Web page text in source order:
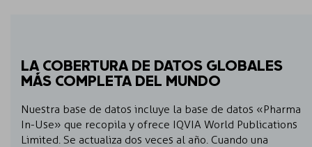
LA COBERTURA DE DATOS GLOBALES
MÁS COMPLETA DEL MUNDO
Nuestra base de datos incluye la base de datos «Pharma
In-Use» que recopila y ofrece IQVIA World Publications
Limited. Se actualiza dos veces al año. Cuando una